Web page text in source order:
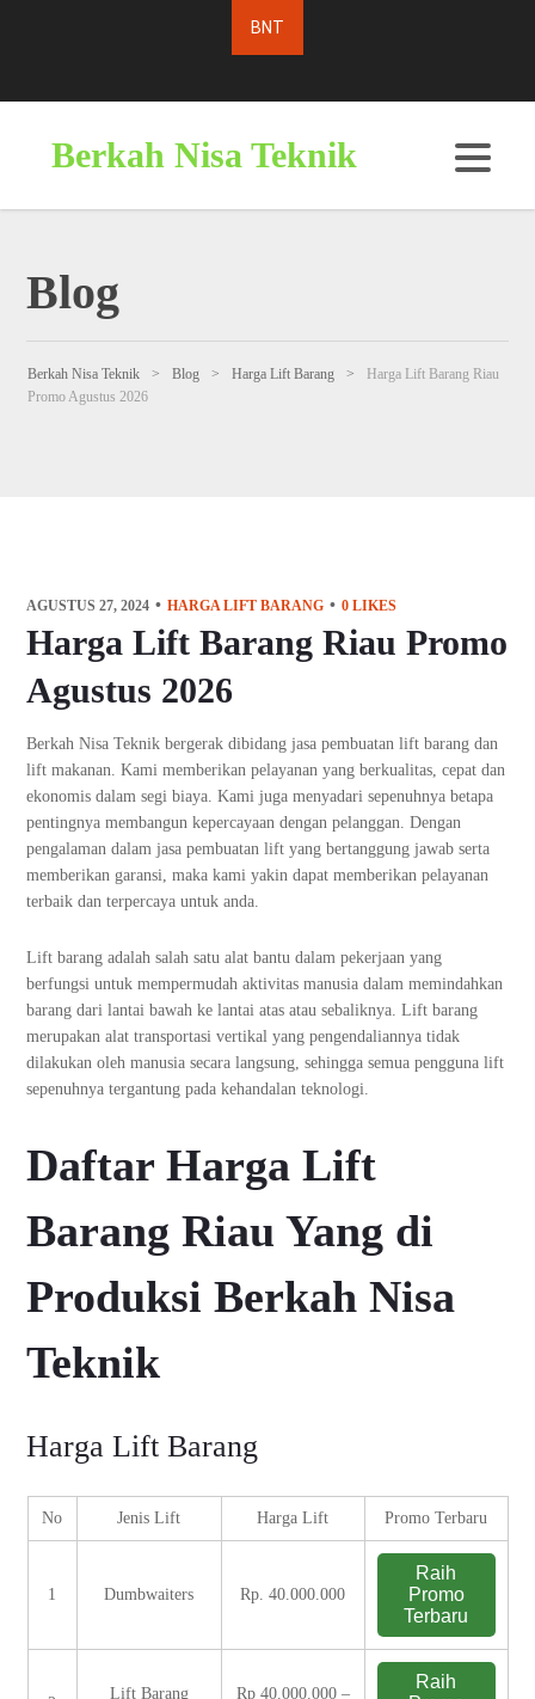
Berkah Nisa Teknik
Blog
Berkah Nisa Teknik > Blog > Harga Lift Barang >
Harga Lift Barang Riau
Promo Agustus 2026
AGUSTUS 27, 2024 HARGA LIFT BARANG 0 LIKES
Harga Lift Barang Riau Promo
Agustus 2026
Berkah Nisa Teknik bergerak dibidang jasa pembuatan lift barang dan
lift makanan. Kami memberikan pelayanan yang berkualitas, cepat dan
ekonomis dalam segi biaya. Kami juga menyadari sepenuhnya betapa
pentingnya membangun kepercayaan dengan pelanggan. Dengan
pengalaman dalam jasa pembuatan lift yang bertanggung jawab serta
memberikan garansi, maka kami yakin dapat memberikan pelayanan
terbaik dan terpercaya untuk anda.
Lift barang adalah salah satu alat bantu dalam pekerjaan yang
berfungsi untuk mempermudah aktivitas manusia dalam memindahkan
barang dari lantai bawah ke lantai atas atau sebaliknya. Lift barang
merupakan alat transportasi vertikal yang pengendaliannya tidak
dilakukan oleh manusia secara langsung, sehingga semua pengguna lift
sepenuhnya tergantung pada kehandalan teknologi.
Daftar Harga Lift
Barang Riau Yang di
Produksi Berkah Nisa
Teknik
Harga Lift Barang
No Jenis Lift Harga Lift Promo Terbaru
1 Dumbwaiters Rp. 40.000.000
Raih
Promo
Terbaru
Lift Barang
Rp 40.000.000 –
Raih